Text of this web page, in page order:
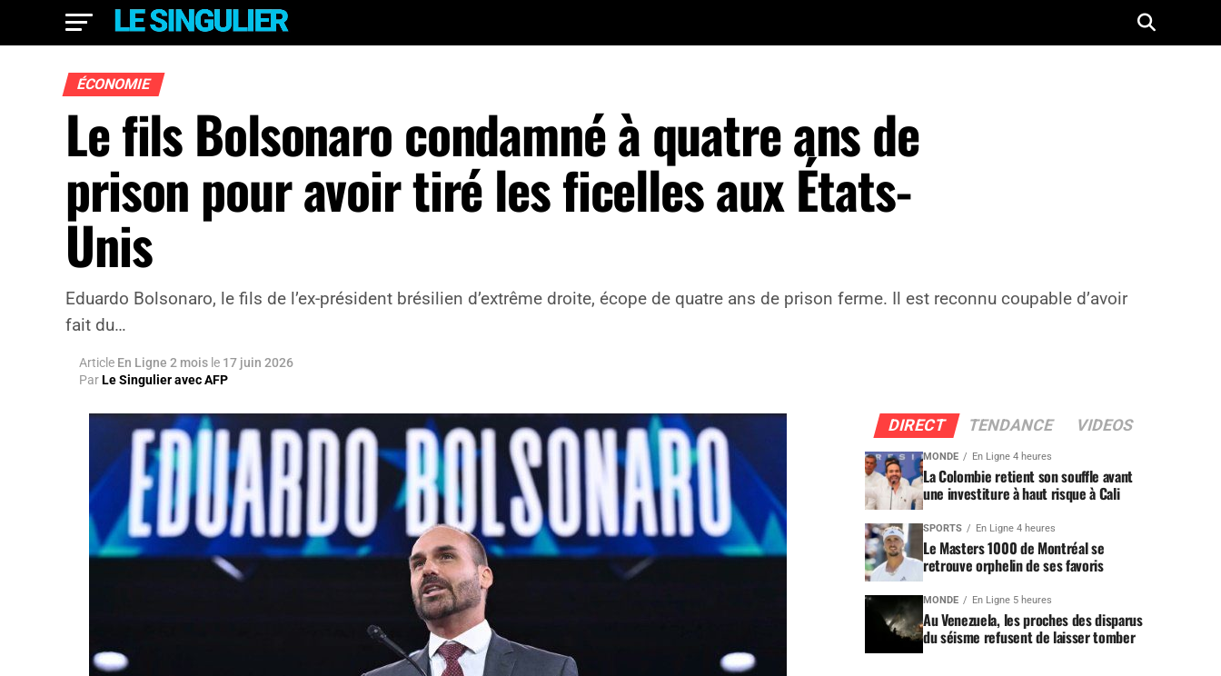
ÉCONOMIE
Le fils Bolsonaro condamné à quatre ans de
prison pour avoir tiré les ficelles aux États-
Unis
Eduardo Bolsonaro, le fils de l’ex-président brésilien d’extrême droite, écope de quatre ans de prison ferme. Il est reconnu coupable d’avoir
fait du…
Article En Ligne 2 mois le 17 juin 2026
ParLe Singulier avec AFP
DIRECT TENDANCE VIDEOS
MONDE En Ligne 4 heures
La Colombie retient son souffle avant
une investiture à haut risque à Cali
SPORTS En Ligne 4 heures
Le Masters 1000 de Montréal se
retrouve orphelin de ses favoris
MONDE En Ligne 5 heures
Au Venezuela, les proches des disparus
du séisme refusent de laisser tomber